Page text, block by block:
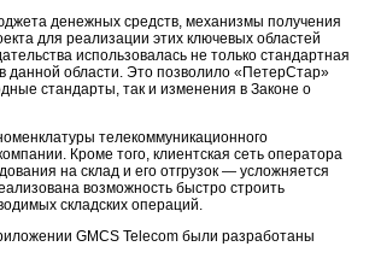
денежных средств, механизмы получения
для реализации этих ключевых областей
использовалась не только стандартная
данной области. Это позволило «ПетерСтар»
стандарты, так и изменения в Законе о
телекоммуникационного
Кроме того, клиентская сеть оператора
на склад и его отгрузок — усложняется
возможность быстро строить
складских операций.
GMCS Telecom были разработаны